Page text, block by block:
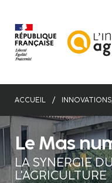
contenu
principal
ACCUEIL
Le Mas
LA SYNERGIE
L'AGRICULTURE